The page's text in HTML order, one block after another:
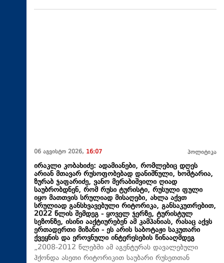
06 აგვისტო 2026, 16:07 პოლიტიკა
ირაკლი კობახიძე: ადამიანები, რომლებიც დღეს
არიან მთავარ რუსოფობებად დანიშნული, ხოშტარია,
ზურაბ ჯაფარიძე, ვანო მერაბიშვილი ღიად
საუბრობდნენ, რომ რუსი ტურისტი, რუსული ფული
იყო მათთვის სრულიად მისაღები, ახლა აქვთ
სრულიად განსხვავებული რიტორიკა, განსაკუთრებით,
2022 წლის შემდეგ - ყოველ ჯერზე, ტურისტულ
სეზონზე, ისინი ააქტიურებენ ამ კამპანიას, რასაც აქვს
ერთადერთი მიზანი - ეს არის საბოტაჟი საკუთარი
ქვეყნის და ეროვნული ინტერესების წინააღმდეგ
„2008-2012 წლებში ამ აგენტურას დავალებული
ჰქონდა ასეთი რიტორიკით საუბარი რუსეთთან